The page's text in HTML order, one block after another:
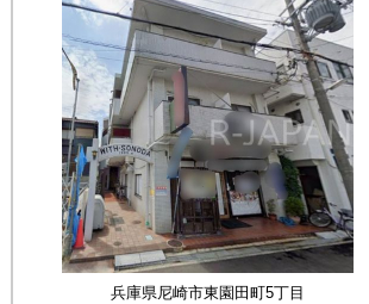
兵庫県尼崎市東園田町5丁目